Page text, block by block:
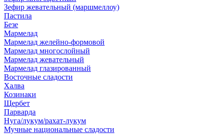
Зефир жевательный (маршмеллоу)
Пастила
Безе
Мармелад
Мармелад желейно-формовой
Мармелад многослойный
Мармелад жевательный
Мармелад глазированный
Восточные сладости
Халва
Козинаки
Щербет
Парварда
Нуга/лукум/рахат-лукум
Мучные национальные сладости